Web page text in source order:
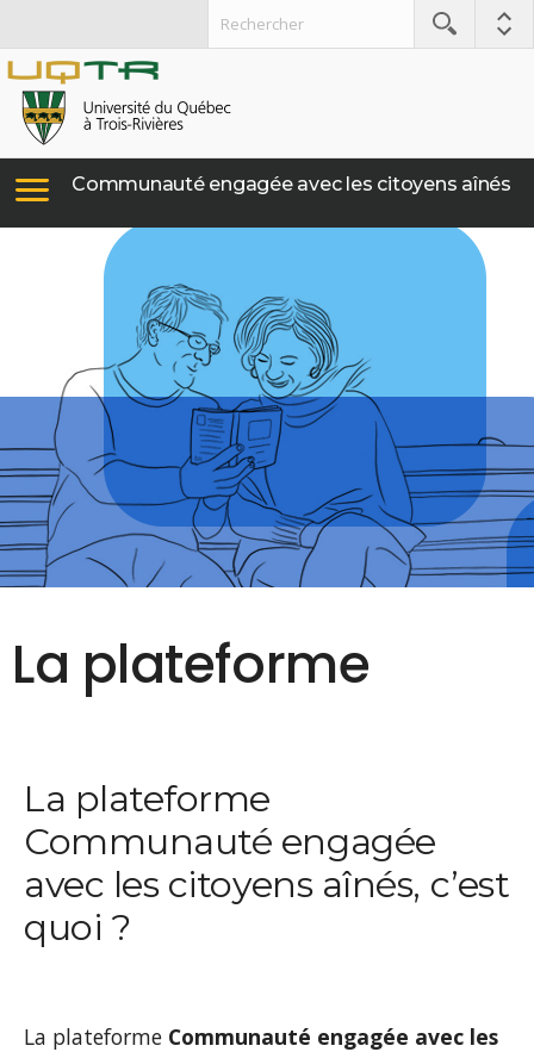
Communauté engagée avec les citoyens aînés
La plateforme
La plateforme
Communauté engagée
avec les citoyens aînés, c’est
quoi ?
La plateforme Communauté engagée avec les